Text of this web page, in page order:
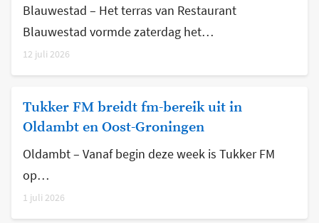
Blauwestad – Het terras van Restaurant
Blauwestad vormde zaterdag het…
12 juli 2026
Tukker FM breidt fm-bereik uit in
Oldambt en Oost-Groningen
Oldambt – Vanaf begin deze week is Tukker FM
op…
1 juli 2026